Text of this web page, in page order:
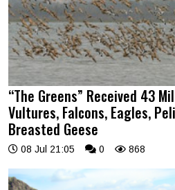
“The Greens” Received 43
Vultures, Falcons, Eagles,
Breasted Geese
08 Jul 21:05 0 868